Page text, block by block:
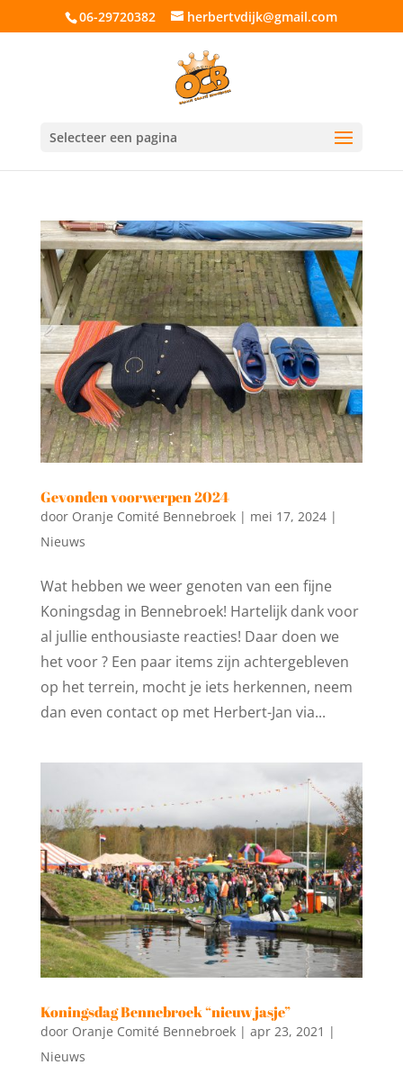
06-29720382 herbertvdijk@gmail.com
Selecteer een pagina
Gevonden voorwerpen 2024
door Oranje Comité Bennebroek| mei 17, 2024|
Nieuws
Wat hebben we weer genoten van een fijne
Koningsdag in Bennebroek! Hartelijk dank voor
al jullie enthousiaste reacties! Daar doen we
het voor ? Een paar items zijn achtergebleven
op het terrein, mocht je iets herkennen, neem
dan even contact op met Herbert-Jan via...
Koningsdag Bennebroek “nieuw jasje”
door Oranje Comité Bennebroek| apr 23, 2021 |
Nieuws